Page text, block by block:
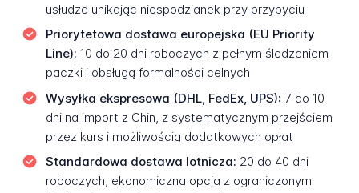
usłudze unikając niespodzianek przy przybyciu
Priorytetowa dostawa europejska (EU Priority
Line): 10 do 20 dni roboczych z pełnym śledzeniem
paczki i obsługą formalności celnych
Wysyłka ekspresowa (DHL, FedEx, UPS): 7 do 10
dni na import z Chin, z systematycznym przejściem
przez kurs i możliwością dodatkowych opłat
Standardowa dostawa lotnicza: 20 do 40 dni
roboczych, ekonomiczna opcja z ograniczonym